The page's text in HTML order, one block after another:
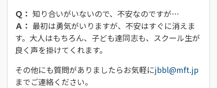
Ｑ： 知り合いがいないので、不安なのですが…
Ａ： 最初は勇気がいりますが、不安はすぐに消えま
す。大人はもちろん、子ども達同志も、スクール生が
良く声を掛けてくれます。
その他にも質問がありましたらお気軽にjbbl@mft.jp
までご連絡ください。